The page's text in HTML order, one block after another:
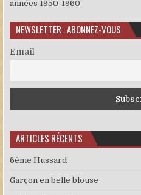
années 1950-1960
NEWSLETTER : ABONNEZ-VOUS
Email
ARTICLES RÉCENTS
6ème Hussard
Garçon en belle blouse